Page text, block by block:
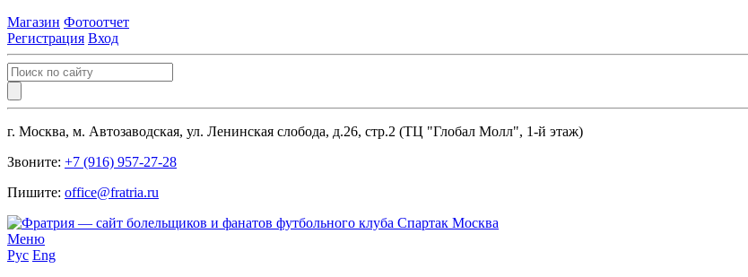
Магазин Фотоотчет
Регистрация Вход
г. Москва, м. Автозаводская, ул. Ленинская слобода, д.26, стр.2 (ТЦ "Глобал Молл", 1-й этаж)
Звоните: +7 (916) 957-27-28
Пишите: office@fratria.ru
Меню
Рус Eng